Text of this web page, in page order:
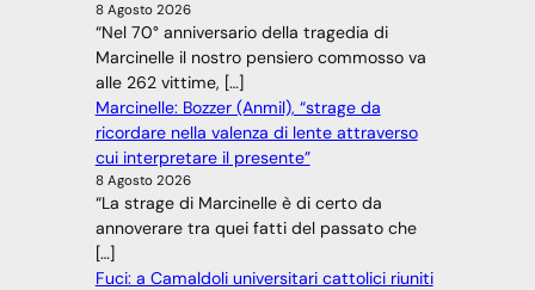
8 Agosto 2026
“Nel 70° anniversario della tragedia di
Marcinelle il nostro pensiero commosso va
alle 262 vittime, […]
Marcinelle: Bozzer (Anmil), “strage da
ricordare nella valenza di lente attraverso
cui interpretare il presente”
8 Agosto 2026
“La strage di Marcinelle è di certo da
annoverare tra quei fatti del passato che
[…]
Fuci: a Camaldoli universitari cattolici riuniti